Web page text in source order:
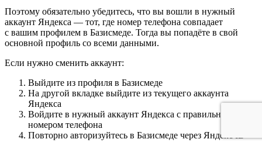
Поэтому обязательно убедитесь, что вы вошли в нужный
аккаунт Яндекса — тот, где номер телефона совпадает
с вашим профилем в Базисмеде. Тогда вы попадёте в свой
основной профиль со всеми данными.
Если нужно сменить аккаунт:
Выйдите из профиля в Базисмеде
На другой вкладке выйдите из текущего аккаунта
Яндекса
Войдите в нужный аккаунт Яндекса с правильным
номером телефона
Повторно авторизуйтесь в Базисмеде через Яндекс ID